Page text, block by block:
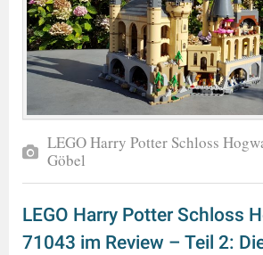
LEGO Harry Potter Schloss
Göbel
LEGO Harry Potter Schloss
71043 im Review – Teil 2: